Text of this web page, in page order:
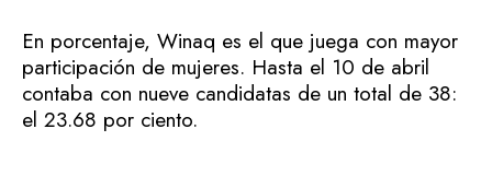
En porcentaje, Winaq es el que juega con mayor
participación de mujeres. Hasta el 10 de abril
contaba con nueve candidatas de un total de 38:
el 23.68 por ciento.